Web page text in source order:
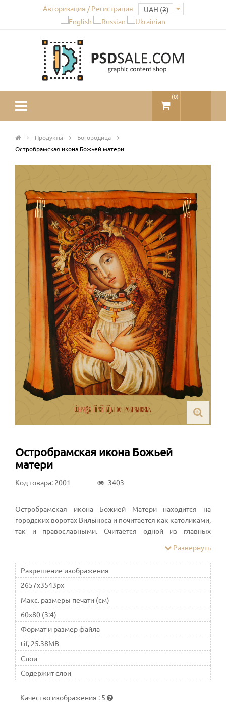
Авторизация / Регистрация
(0)
Продукты
Богородица
Остробрамская икона Божьей матери
Остробрамская икона Божьей
матери
Код товара: 2001 3403
Остробрамская икона Божией Матери находится на
городских воротах Вильнюса и почитается как католиками,
так и православными. Считается одной из главных
творимыми ею чудесами связаны многочисленные
предания и легенды
Развернуть
Разрешение изображения
2657x3543px
Макс. размеры печати (см)
60x80 (3:4)
Формат и размер файла
tif, 25.38MB
Слои
Содержит слои
Качество изображения : 5